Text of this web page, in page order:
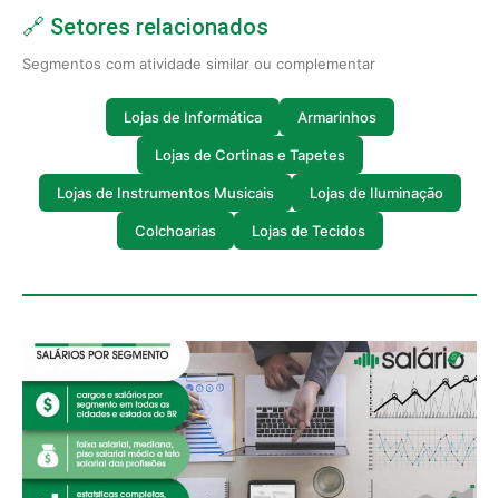
🔗 Setores relacionados
Segmentos com atividade similar ou complementar
Lojas de Informática Armarinhos
Lojas de Cortinas e Tapetes
Lojas de Instrumentos Musicais Lojas de Iluminação
Colchoarias Lojas de Tecidos